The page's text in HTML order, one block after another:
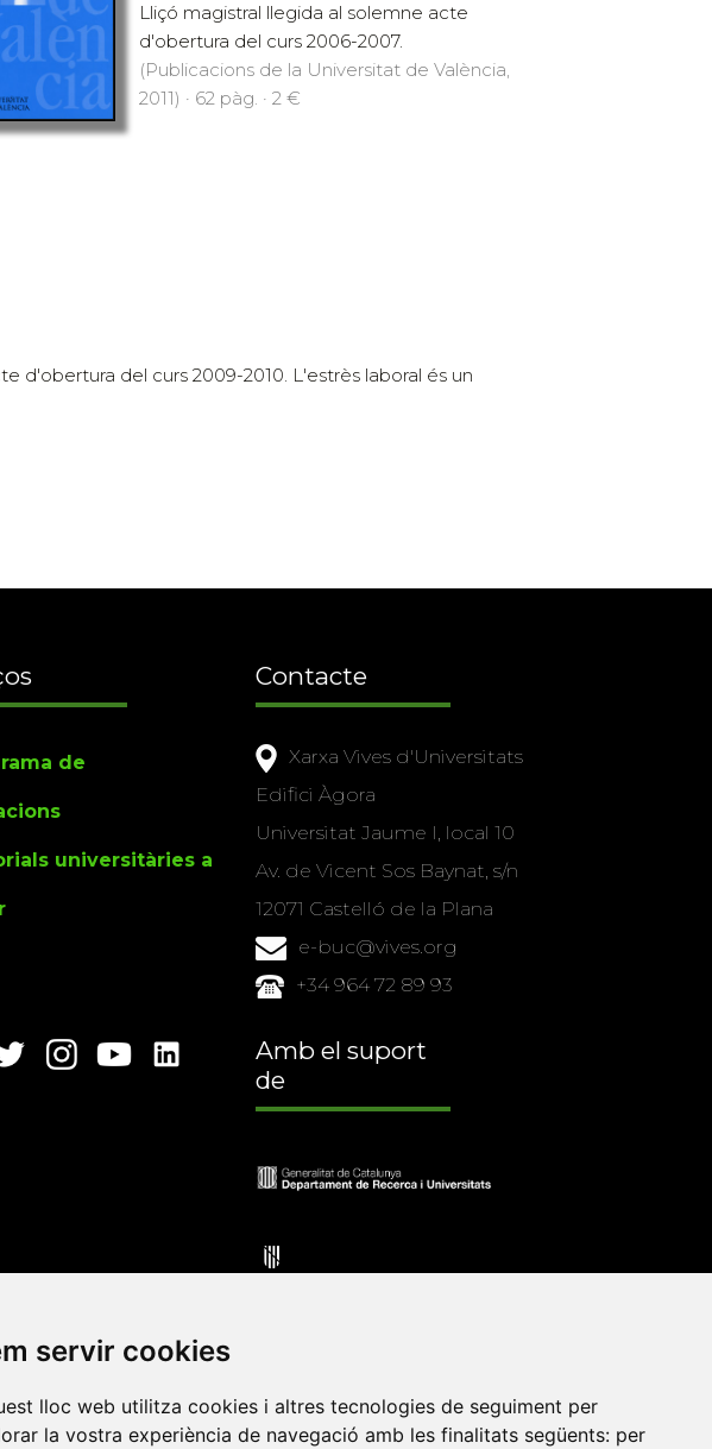
servir cookies
lloc web utilitza cookies i altres tecnologies de seguiment per
la vostra experiència de navegació amb les finalitats següents: per
Lliçó magistral llegida al solemne acte
d'obertura del curs 2006-2007.
(Publicacions de la Universitat de València,
2011) · 62 pàg. · 2 €
d'obertura del curs 2009-2010. L'estrès laboral és un
de
universitàries a
Contacte
Xarxa Vives d'Universitats
Edifici Àgora
Universitat Jaume I, local 10
Av. de Vicent Sos Baynat, s/n
12071 Castelló de la Plana
e-buc@vives.org
+34 964 72 89 93
Amb el suport
de